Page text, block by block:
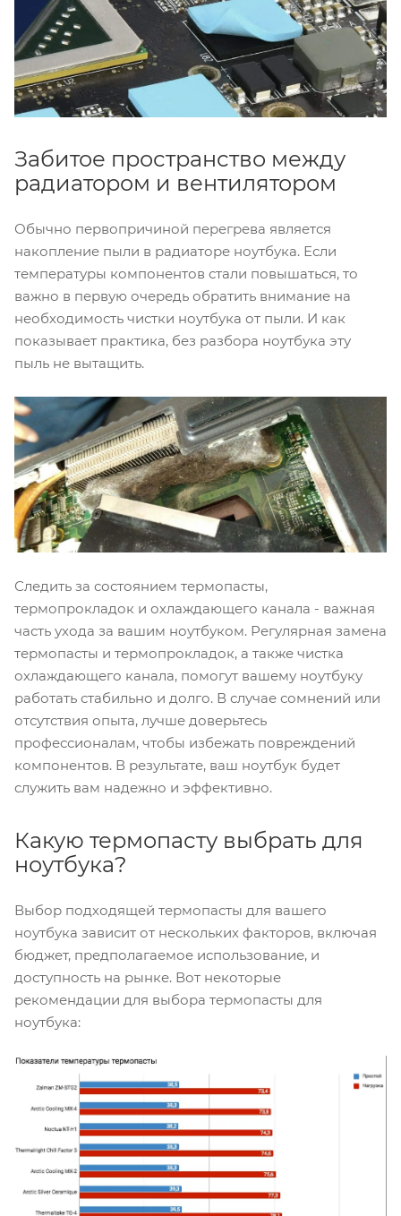
Забитое пространство между
радиатором и вентилятором
Обычно первопричиной перегрева является
накопление пыли в радиаторе ноутбука. Если
температуры компонентов стали повышаться, то
важно в первую очередь обратить внимание на
необходимость чистки ноутбука от пыли. И как
показывает практика, без разбора ноутбука эту
пыль не вытащить.
Следить за состоянием термопасты,
термопрокладок и охлаждающего канала - важная
часть ухода за вашим ноутбуком. Регулярная замена
термопасты и термопрокладок, а также чистка
охлаждающего канала, помогут вашему ноутбуку
работать стабильно и долго. В случае сомнений или
отсутствия опыта, лучше доверьтесь
профессионалам, чтобы избежать повреждений
компонентов. В результате, ваш ноутбук будет
служить вам надежно и эффективно.
Какую термопасту выбрать для
ноутбука?
Выбор подходящей термопасты для вашего
ноутбука зависит от нескольких факторов, включая
бюджет, предполагаемое использование, и
доступность на рынке. Вот некоторые
рекомендации для выбора термопасты для
ноутбука: